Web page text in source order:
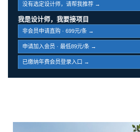
没有选定设计师，请帮我推荐 →
我是设计师，我要接项目
非会员申请直购 · 699元/条 →
申请加入会员 · 最低89元/条 →
已缴纳年费会员登录入口 →